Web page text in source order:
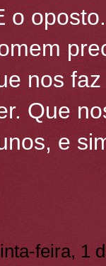
o
nos
Que
e
feira, 1